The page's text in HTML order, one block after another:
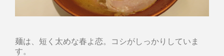
麺は、短く太めな春よ恋。コシがしっかりしていま
す。